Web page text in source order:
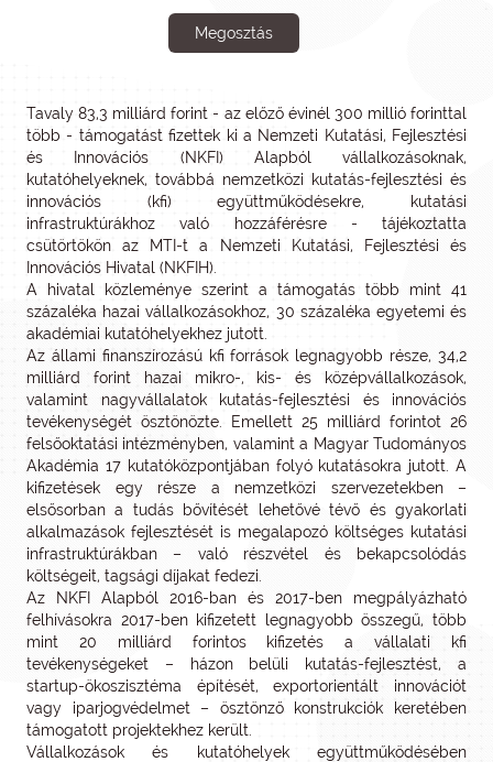
Megosztás
Tavaly 83,3 milliárd forint - az előző évinél 300 millió forinttal
több - támogatást fizettek ki a Nemzeti Kutatási, Fejlesztési
és Innovációs (NKFI) Alapból vállalkozásoknak,
kutatóhelyeknek, továbbá nemzetközi kutatás-fejlesztési és
innovációs (kfi) együttműködésekre, kutatási
infrastruktúrákhoz való hozzáférésre - tájékoztatta
csütörtökön az MTI-t a Nemzeti Kutatási, Fejlesztési és
Innovációs Hivatal (NKFIH).
A hivatal közleménye szerint a támogatás több mint 41
százaléka hazai vállalkozásokhoz, 30 százaléka egyetemi és
akadémiai kutatóhelyekhez jutott.
Az állami finanszírozású kfi források legnagyobb része, 34,2
milliárd forint hazai mikro-, kis- és középvállalkozások,
valamint nagyvállalatok kutatás-fejlesztési és innovációs
tevékenységét ösztönözte. Emellett 25 milliárd forintot 26
felsőoktatási intézményben, valamint a Magyar Tudományos
Akadémia 17 kutatóközpontjában folyó kutatásokra jutott. A
kifizetések egy része a nemzetközi szervezetekben –
elsősorban a tudás bővítését lehetővé tévő és gyakorlati
alkalmazások fejlesztését is megalapozó költséges kutatási
infrastruktúrákban – való részvétel és bekapcsolódás
költségeit, tagsági díjakat fedezi.
Az NKFI Alapból 2016-ban és 2017-ben megpályázható
felhívásokra 2017-ben kifizetett legnagyobb összegű, több
mint 20 milliárd forintos kifizetés a vállalati kfi
tevékenységeket – házon belüli kutatás-fejlesztést, a
startup-ökoszisztéma építését, exportorientált innovációt
vagy iparjogvédelmet – ösztönző konstrukciók keretében
támogatott projektekhez került.
Vállalkozások és kutatóhelyek együttműködésében